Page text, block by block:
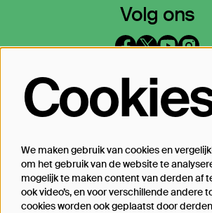
Volg ons
Op de hoogte
Inschrijven
We maken gebruik van cookies en
om het gebruik van de website te
mogelijk te maken content van derden af
ook video’s, en voor verschillende andere
cookies worden ook geplaatst door